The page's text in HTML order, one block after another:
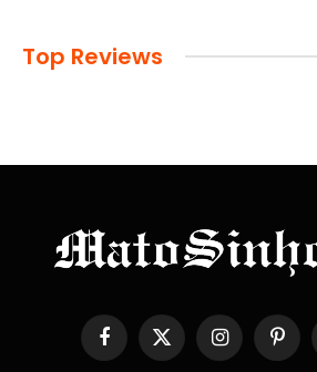
Top Reviews
Facebook
X
(Twitter)
Instagram